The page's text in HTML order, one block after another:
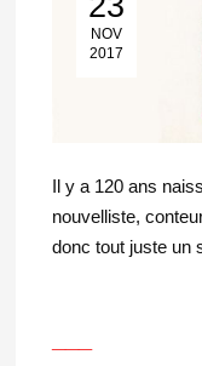
NOV
2017
23 Nov 2017
Il y a 120 ans
nouvelliste,
donc tout juste un